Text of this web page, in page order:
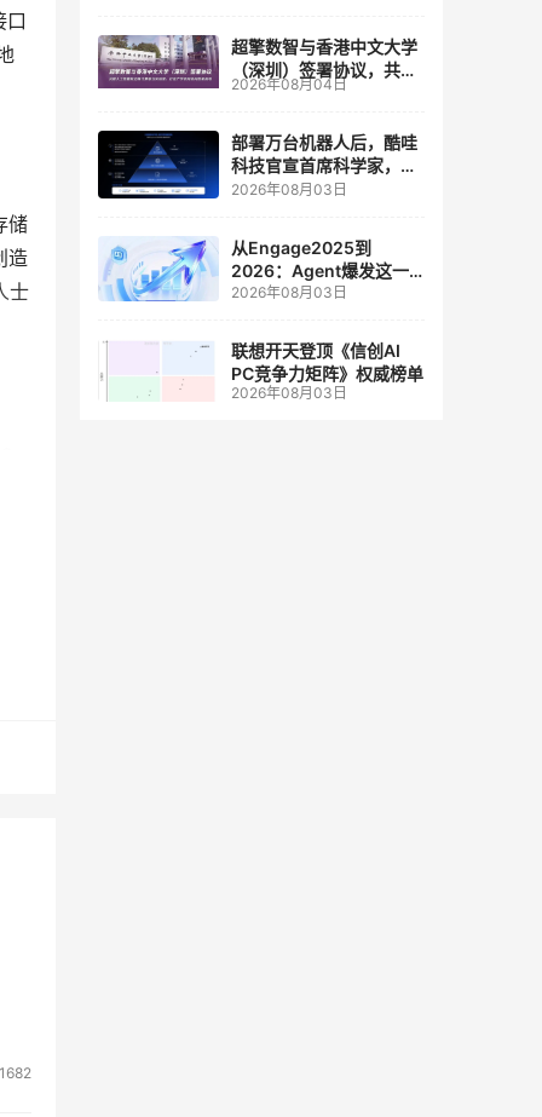
口
储
造
士
1682
管理
超擎数智与香港中文大学
（深圳）签署协议，共建
人工智能和边缘计算联合
2026年08月04日
部署万台机器人后，酷哇
科技官宣首席科学家，要
让世界模型交付生产力
2026年08月03日
从Engage2025到
2026：Agent爆发这一
年，AI CRM 走到哪了
2026年08月03日
联想开天登顶《信创AI
PC竞争力矩阵》权威榜单
2026年08月03日